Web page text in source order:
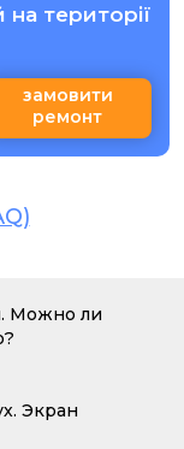
на території
замовити
ремонт
Можно ли
Экран